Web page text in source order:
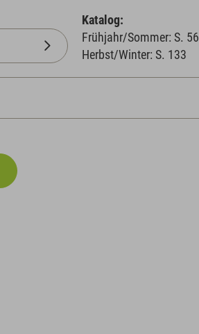
Katalog:
Frühjahr/Sommer: S. 56
Herbst/Winter: S. 133